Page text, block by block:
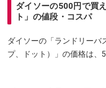
ダイソーの500円で買
ト」の値段・コスパ
ダイソーの「ランドリーバ
プ、ドット）」の価格は、